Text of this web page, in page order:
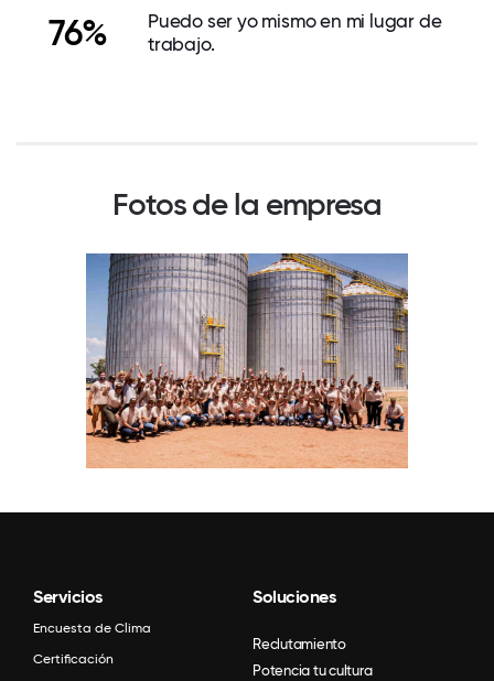
76%
Puedo ser yo mismo en mi lugar de
trabajo.
Fotos de la empresa
Servicios
Encuesta de Clima
Certificación
Soluciones
Reclutamiento
Potencia tu cultura